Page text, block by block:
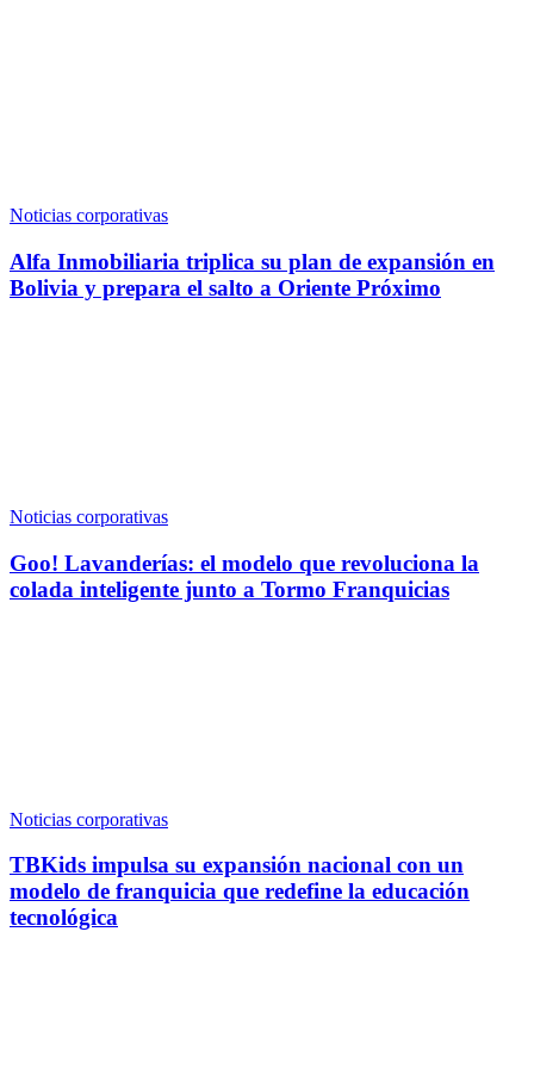
Noticias corporativas
Alfa Inmobiliaria triplica su plan de expansión en
Bolivia y prepara el salto a Oriente Próximo
Noticias corporativas
Goo! Lavanderías: el modelo que revoluciona la
colada inteligente junto a Tormo Franquicias
Noticias corporativas
TBKids impulsa su expansión nacional con un
modelo de franquicia que redefine la educación
tecnológica